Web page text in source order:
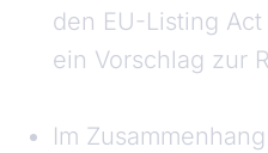
den EU-Listing
ein Vorschlag zur
Im